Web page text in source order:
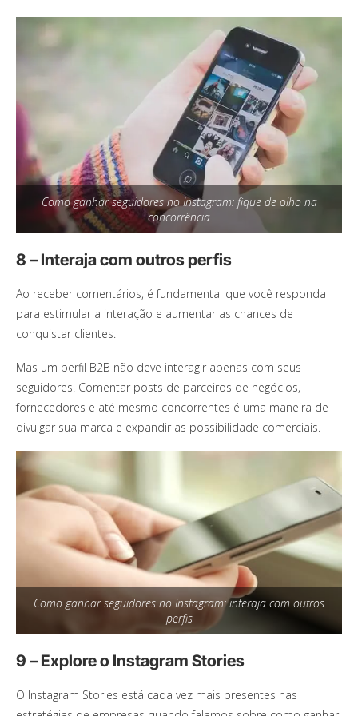
Como ganhar seguidores no Instagram: fique de olho na
concorrência
8 – Interaja com outros perfis
Ao receber comentários, é fundamental que você responda
para estimular a interação e aumentar as chances de
conquistar clientes.
Mas um perfil B2B não deve interagir apenas com seus
seguidores. Comentar posts de parceiros de negócios,
fornecedores e até mesmo concorrentes é uma maneira de
divulgar sua marca e expandir as possibilidade comerciais.
Como ganhar seguidores no Instagram: interaja com outros
perfis
9 – Explore o Instagram Stories
O Instagram Stories está cada vez mais presentes nas